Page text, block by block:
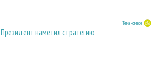
Тема номера
Президент наметил стратегию